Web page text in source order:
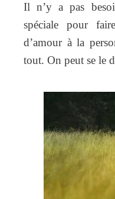
Il n’y a pas
spéciale pour
d’amour à la
tout. On peut se le